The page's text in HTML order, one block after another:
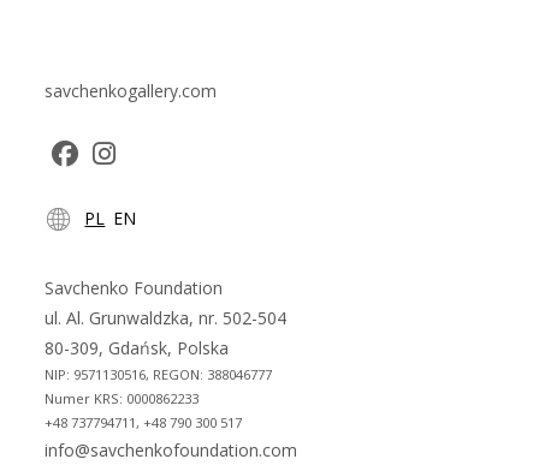
savchenkogallery.com
in
new
tab
in
new
tab
PL EN
Savchenko Foundation
ul. Al. Grunwaldzka, nr. 502-504
80-309, Gdańsk, Polska
NIP: 9571130516, REGON: 388046777
Numer KRS: 0000862233
+48 737794711, +48 790 300 517
info@savchenkofoundation.com